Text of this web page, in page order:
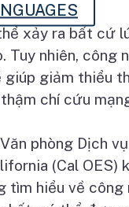
ể xảy ra bất cứ
Tuy nhiên, công
giúp giảm thiểu
ậm chí cứu mạ
phòng Dịch vụ
(Cal OES)
tìm hiểu về công